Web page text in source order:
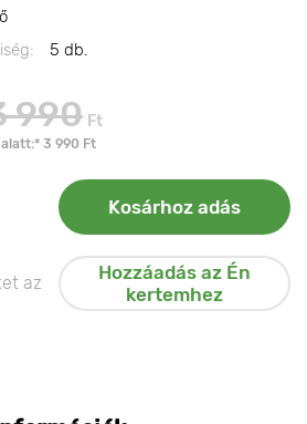
5 db.
990 Ft
3 990 Ft
Kosárhoz adás
az
Hozzáadás az Én
kertemhez